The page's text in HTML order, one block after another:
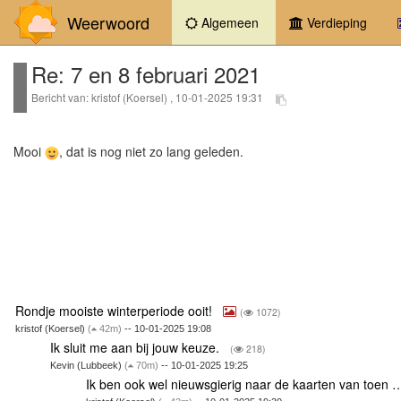
Weerwoord Algemeen (current)Verdieping
Re: 7 en 8 februari 2021
Bericht van: kristof (Koersel) , 10-01-2025 19:31
Mooi , dat is nog niet zo lang geleden.
Rondje mooiste winterperiode ooit! ( 1072)
kristof (Koersel) ( 42m) -- 10-01-2025 19:08
Ik sluit me aan bij jouw keuze. ( 218)
Kevin (Lubbeek)( 70m) -- 10-01-2025 19:25
Ik ben ook wel nieuwsgierig naar de kaarten van toen